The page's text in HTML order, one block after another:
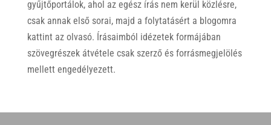
gyűjtőportálok, ahol az egész írás nem kerül közlésre,
csak annak első sorai, majd a folytatásért a blogomra
kattint az olvasó. Írásaimból idézetek formájában
szövegrészek átvétele csak szerző és forrásmegjelölés
mellett engedélyezett.